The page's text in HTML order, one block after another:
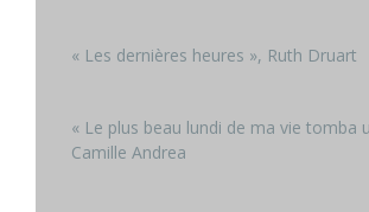
« Les dernières heures », Ruth Druart
« Le plus beau lundi de ma vie tomba
Camille Andrea